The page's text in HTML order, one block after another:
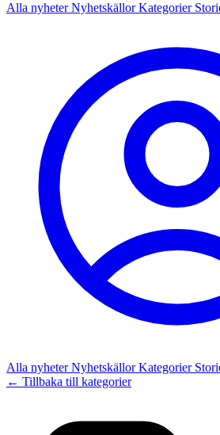
Alla nyheterNyhetskällorKategorier
Alla nyheterNyhetskällorKategorier
← Tillbaka till kategorier